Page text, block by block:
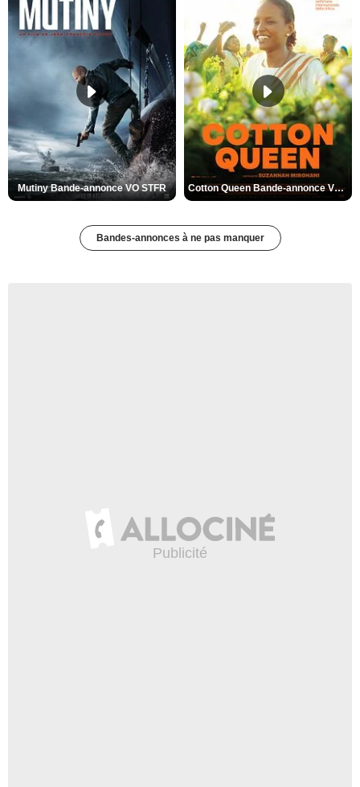
Mutiny Bande-annonce VO STFR Cotton Queen Bande-annonce VO STFR
Bandes-annonces à ne pas manquer